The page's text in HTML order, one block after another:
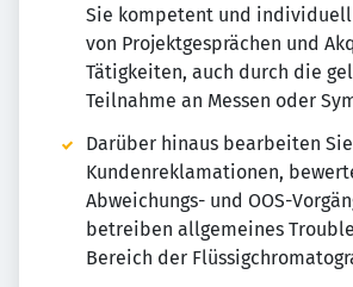
Sie kompetent und individuell
von Projektgesprächen und
Tätigkeiten, auch durch die
Teilnahme an Messen oder
Darüber hinaus bearbeiten
Kundenreklamationen,
Abweichungs- und OOS-
betreiben allgemeines
Bereich der